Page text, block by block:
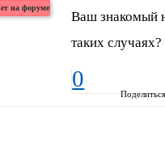
Ваш знакомый
таких случаях?
0